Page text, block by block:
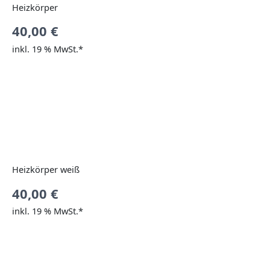
Heizkörper
40,00 €
inkl. 19 % MwSt.*
Heizkörper weiß
40,00 €
inkl. 19 % MwSt.*